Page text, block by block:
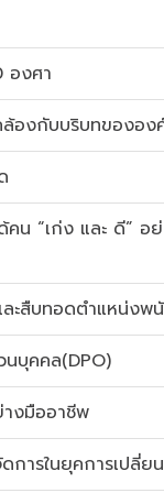
องศา
ล้องกับบริบทขององ
คน “เก่ง และ ดี” อ
ละสืบทอดตำแหน่งพ
บุคคล(DPO)
างมืออาชีพ
ดการในยุคการเปลี่ย